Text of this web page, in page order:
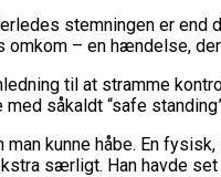
stemningen er
omkom – en hændelse,
til at stramme
såkaldt “safe
kunne håbe. En
særligt. Han havde